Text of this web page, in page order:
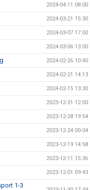
2024-04-11 08:00
2024-03-21 15:30
2024-03-07 17:00
2024-03-06 13:00
2024-02-26 10:40
2024-02-21 14:13
2024-02-15 13:30
2023-12-31 12:00
2023-12-28 19:54
2023-12-24 00:04
2023-12-19 14:58
2023-12-11 15:36
2023-12-01 09:43
1-3